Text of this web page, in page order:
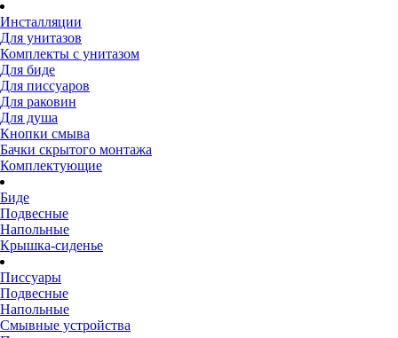
Инсталляции
Для унитазов
Комплекты с унитазом
Для биде
Для писсуаров
Для раковин
Для душа
Кнопки смыва
Бачки скрытого монтажа
Комплектующие
Биде
Подвесные
Напольные
Крышка-сиденье
Писсуары
Подвесные
Напольные
Смывные устройства